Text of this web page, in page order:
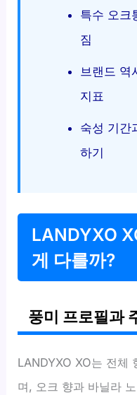
특수 오크
짐
브랜드 역
지표
숙성 기간
하기
LANDYXO
게 다를까?
풍미 프로필과
LANDYXO XO는 전체
며, 오크 향과 바닐라